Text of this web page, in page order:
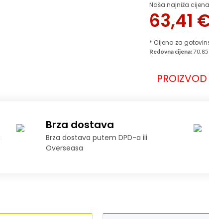
Naša najniža
63,41
* Cijena za
Redovna cijena:
Brza dostava
Brza dostava putem DPD-a ili
Overseasa